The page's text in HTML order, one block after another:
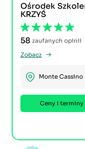
Ośrodek
KRZYŚ
58 zaufanych opinii
Zobacz
Monte
Ceny i terminy